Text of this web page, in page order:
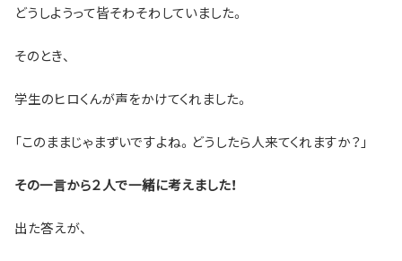
どうしようって皆そわそわしていました。
そのとき、
学生のヒロくんが声をかけてくれました。
「このままじゃまずいですよね。どうしたら人来てくれますか？」
その一言から２人で一緒に考えました！
出た答えが、